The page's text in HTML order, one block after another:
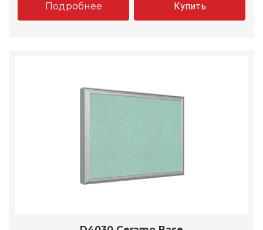
Подробнее Купить